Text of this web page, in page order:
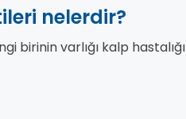
nelerdir?
birinin varlığı kalp hastalığı